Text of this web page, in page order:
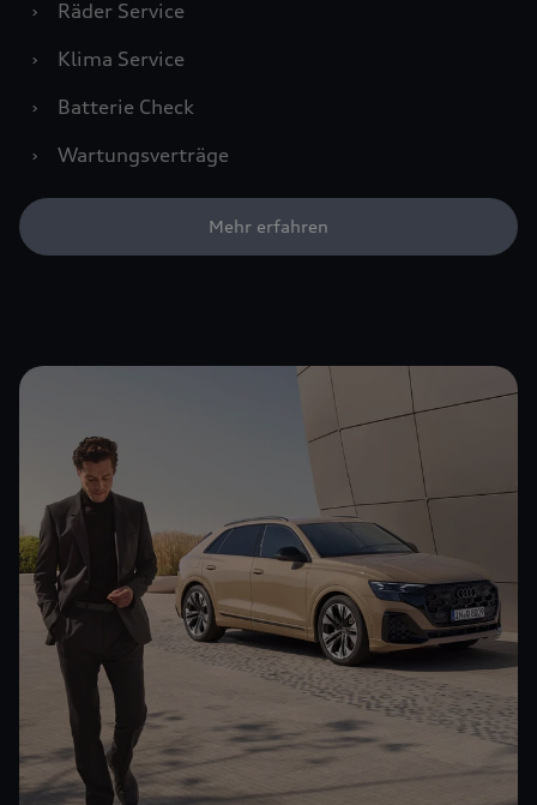
›
Räder Service
›
Klima Service
›
Batterie Check
›
Wartungsverträge
Mehr erfahren